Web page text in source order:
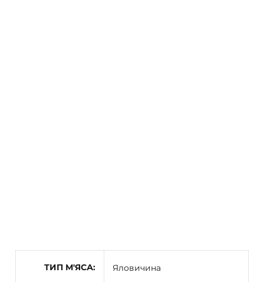
ТИП М'ЯСА Яловичина